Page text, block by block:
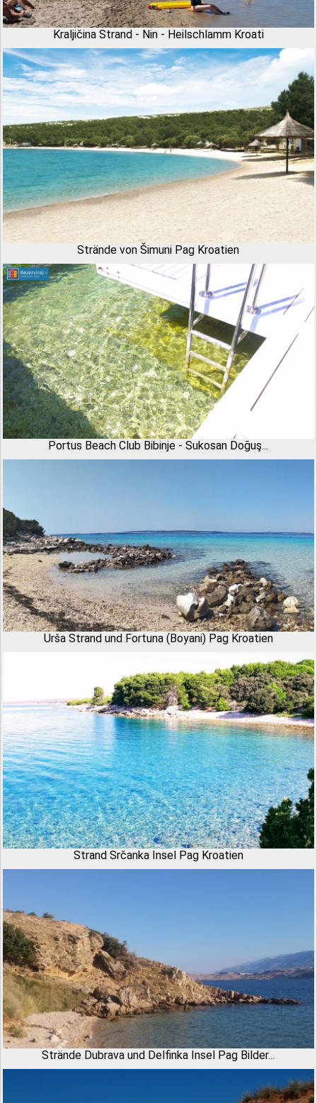
Kraljičina Strand - Nin - Heilschlamm Kroati
Strände von Šimuni Pag Kroatien
Portus Beach Club Bibinje - Sukosan Doğuş...
Urša Strand und Fortuna (Boyani) Pag Kroatien
Strand Srčanka Insel Pag Kroatien
Strände Dubrava und Delfinka Insel Pag Bilder...